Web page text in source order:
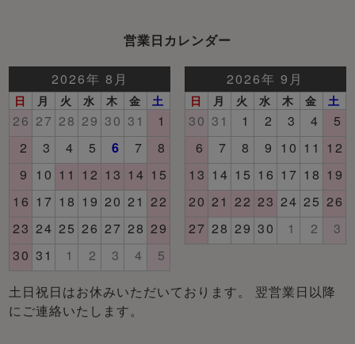
営業日カレンダー
土日祝日はお休みいただいております。 翌営業日以降
にご連絡いたします。